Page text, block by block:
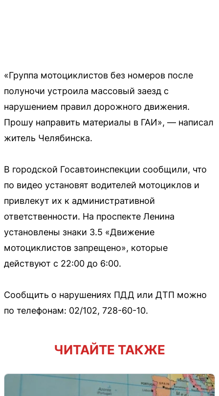
«Группа мотоциклистов без номеров после
полуночи устроила массовый заезд с
нарушением правил дорожного движения.
Прошу направить материалы в ГАИ», — написал
житель Челябинска.
В городской Госавтоинспекции сообщили, что
по видео установят водителей мотоциклов и
привлекут их к административной
ответственности. На проспекте Ленина
установлены знаки 3.5 «Движение
мотоциклистов запрещено», которые
действуют с 22:00 до 6:00.
Сообщить о нарушениях ПДД или ДТП можно
по телефонам: 02/102, 728-60-10.
ЧИТАЙТЕ ТАКЖЕ